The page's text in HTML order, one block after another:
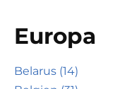
Europa
Belarus (14)